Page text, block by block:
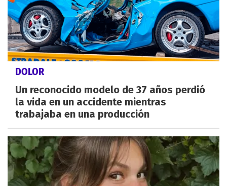
DOLOR
Un reconocido modelo de 37 años perdió
la vida en un accidente mientras
trabajaba en una producción